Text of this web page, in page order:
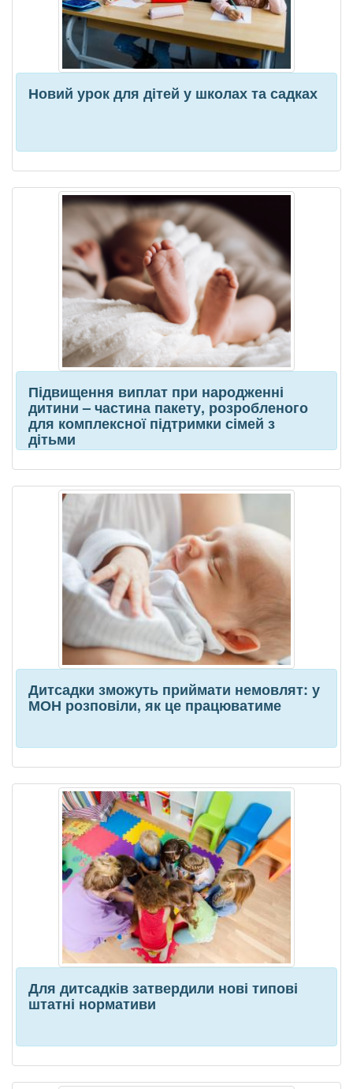
Новий урок для дітей у школах та садках
Підвищення виплат при народженні
дитини – частина пакету, розробленого
для комплексної підтримки сімей з
дітьми
Дитсадки зможуть приймати немовлят: у
МОН розповіли, як це працюватиме
Для дитсадків затвердили нові типові
штатні нормативи